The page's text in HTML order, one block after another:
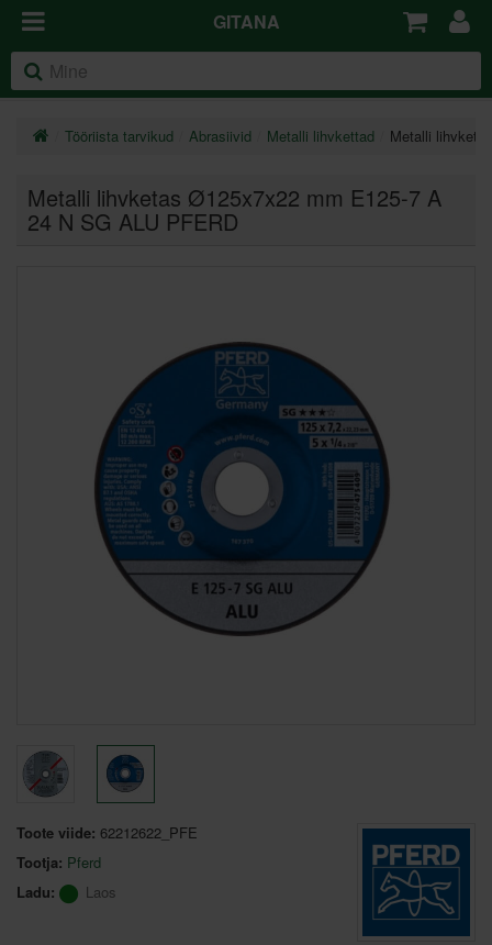
GITANA
Tööriista tarvikud Abrasiivid Metalli lihvkettad Metalli
Metalli lihvketas Ø125x7x22 mm E125-7 A
24 N SG ALU PFERD
Toote viide: 62212622_PFE
Tootja: Pferd
Ladu:
Laos